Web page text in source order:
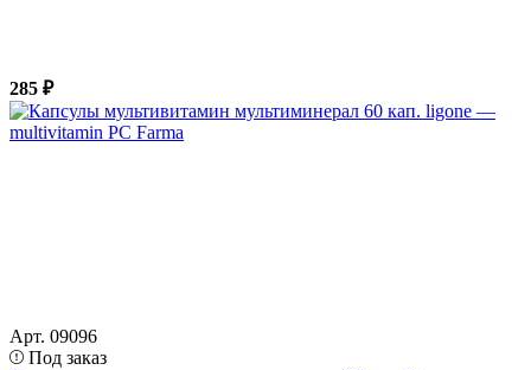
285 ₽
Арт. 09096
Под заказ